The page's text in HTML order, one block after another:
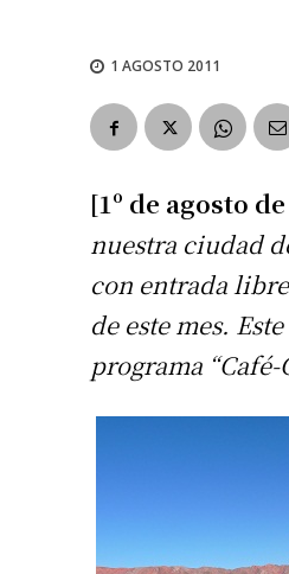
1 AGOSTO 2011
[1º de agosto
nuestra ciudad
con entrada
de este mes.
programa